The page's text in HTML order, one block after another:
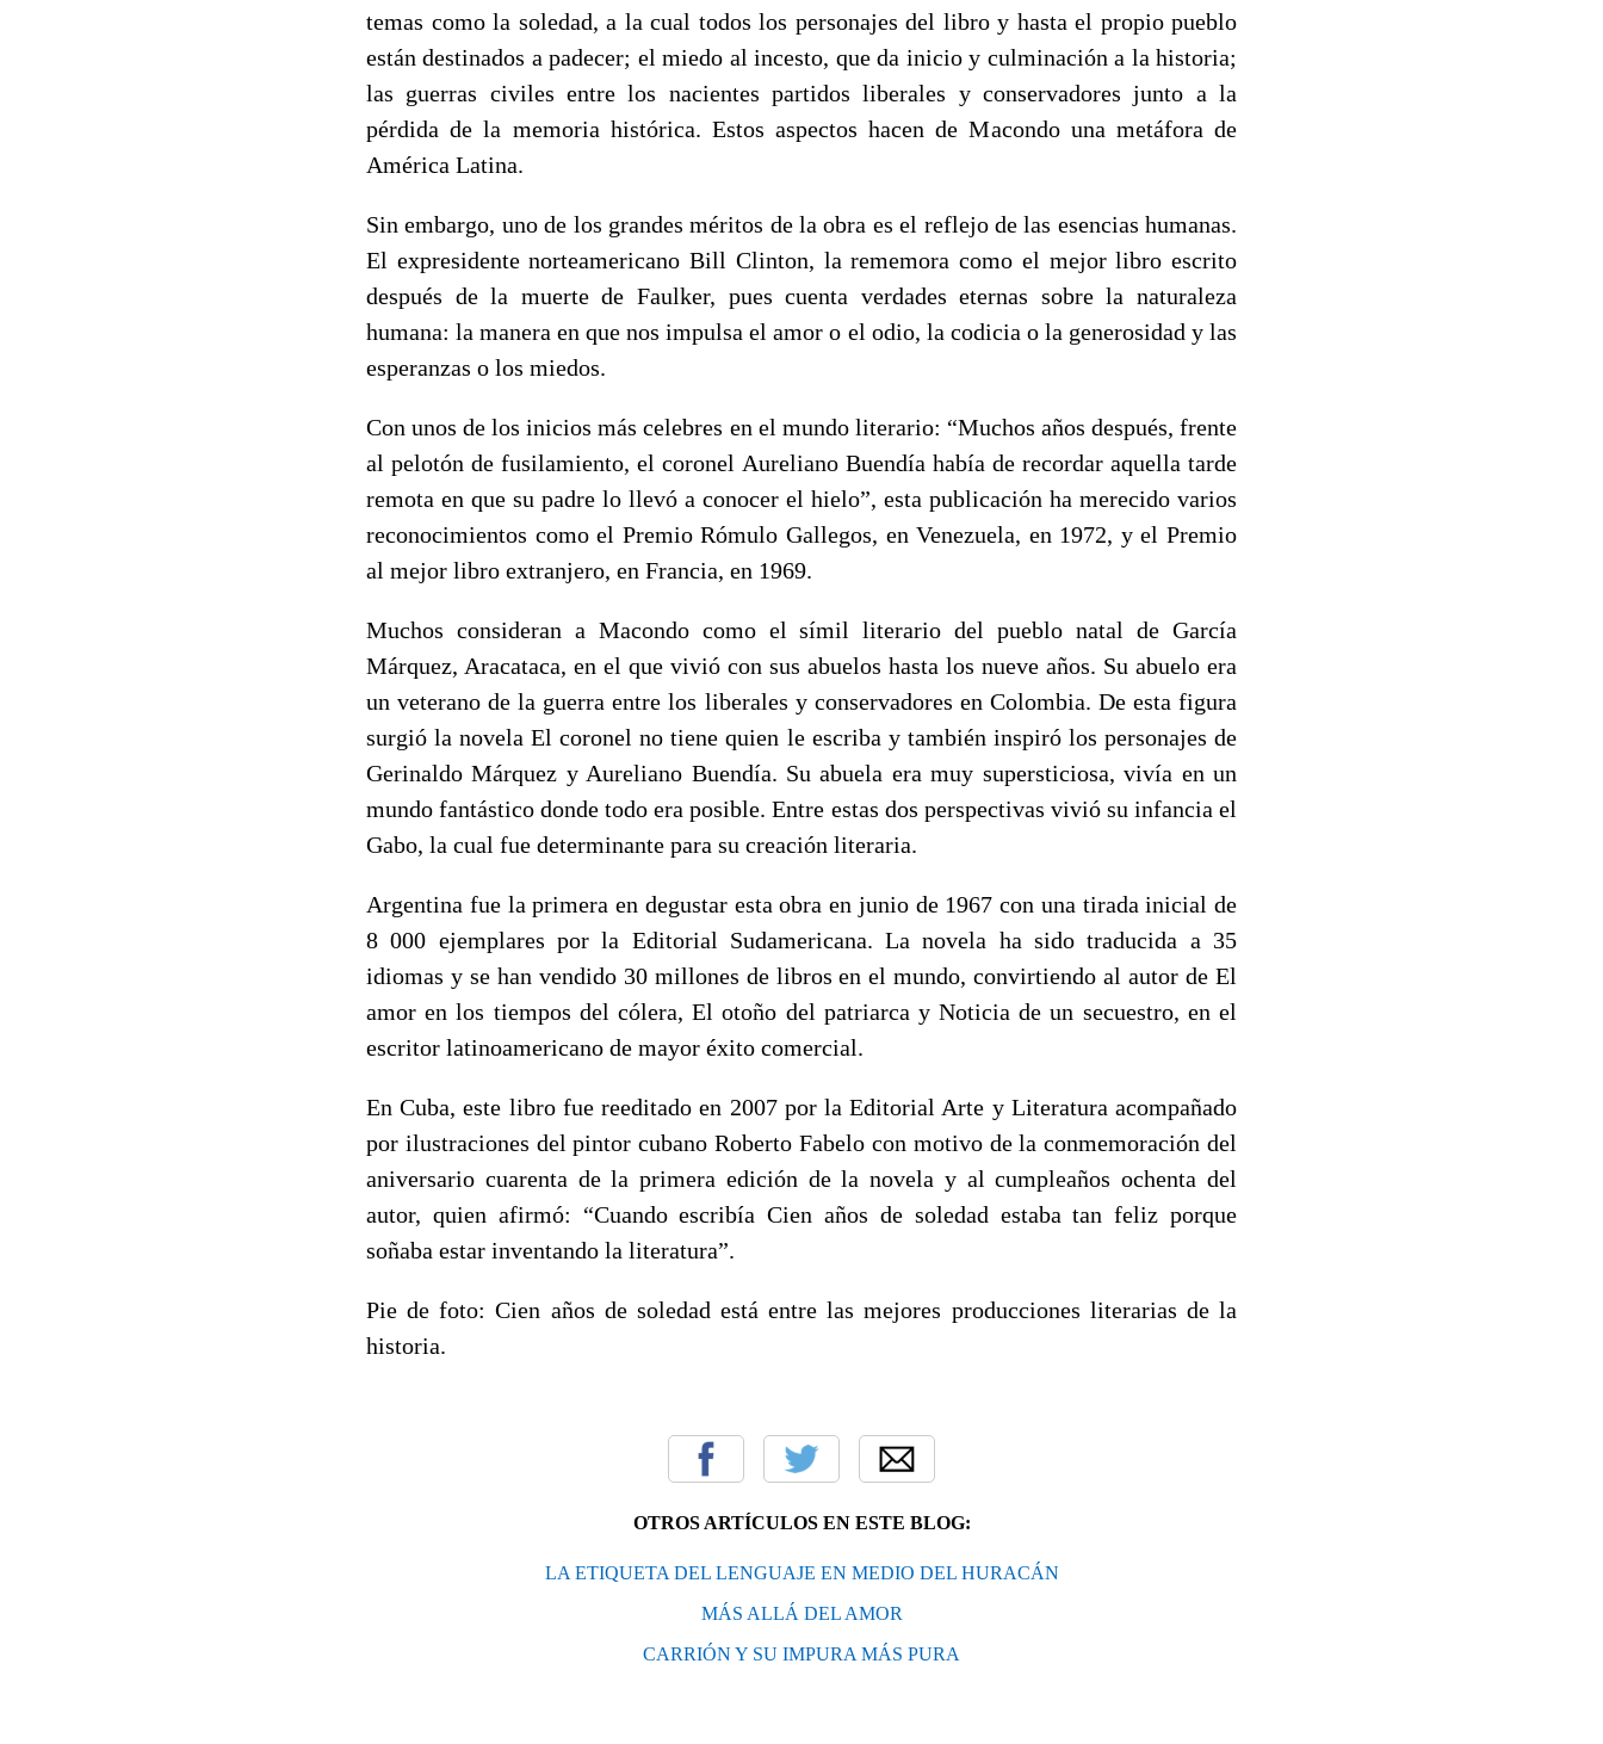
temas como la soledad, a la cual todos los personajes del libro y hasta el propio pueblo
están destinados a padecer; el miedo al incesto, que da inicio y culminación a la historia;
las guerras civiles entre los nacientes partidos liberales y conservadores junto a la
pérdida de la memoria histórica. Estos aspectos hacen de Macondo una metáfora de
América Latina.
Sin embargo, uno de los grandes méritos de la obra es el reflejo de las esencias humanas.
El expresidente norteamericano Bill Clinton, la rememora como el mejor libro escrito
después de la muerte de Faulker, pues cuenta verdades eternas sobre la naturaleza
humana: la manera en que nos impulsa el amor o el odio, la codicia o la generosidad y las
esperanzas o los miedos.
Con unos de los inicios más celebres en el mundo literario: “Muchos años después, frente
al pelotón de fusilamiento, el coronel Aureliano Buendía había de recordar aquella tarde
remota en que su padre lo llevó a conocer el hielo”, esta publicación ha merecido varios
reconocimientos como el Premio Rómulo Gallegos, en Venezuela, en 1972, y el Premio
al mejor libro extranjero, en Francia, en 1969.
Muchos consideran a Macondo como el símil literario del pueblo natal de García
Márquez, Aracataca, en el que vivió con sus abuelos hasta los nueve años. Su abuelo era
un veterano de la guerra entre los liberales y conservadores en Colombia. De esta figura
surgió la novela El coronel no tiene quien le escriba y también inspiró los personajes de
Gerinaldo Márquez y Aureliano Buendía. Su abuela era muy supersticiosa, vivía en un
mundo fantástico donde todo era posible. Entre estas dos perspectivas vivió su infancia el
Gabo, la cual fue determinante para su creación literaria.
Argentina fue la primera en degustar esta obra en junio de 1967 con una tirada inicial de
8 000 ejemplares por la Editorial Sudamericana. La novela ha sido traducida a 35
idiomas y se han vendido 30 millones de libros en el mundo, convirtiendo al autor de El
amor en los tiempos del cólera, El otoño del patriarca y Noticia de un secuestro, en el
escritor latinoamericano de mayor éxito comercial.
En Cuba, este libro fue reeditado en 2007 por la Editorial Arte y Literatura acompañado
por ilustraciones del pintor cubano Roberto Fabelo con motivo de la conmemoración del
aniversario cuarenta de la primera edición de la novela y al cumpleaños ochenta del
autor, quien afirmó: “Cuando escribía Cien años de soledad estaba tan feliz porque
soñaba estar inventando la literatura”.
Pie de foto: Cien años de soledad está entre las mejores producciones literarias de la
historia.
OTROS ARTÍCULOS EN ESTE BLOG:
LA ETIQUETA DEL LENGUAJE EN MEDIO DEL HURACÁN
MÁS ALLÁ DEL AMOR
CARRIÓN Y SU IMPURA MÁS PURA